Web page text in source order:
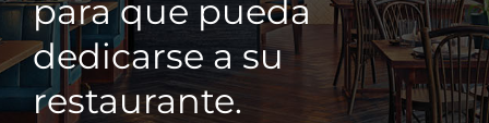
para que pueda
dedicarse a su
restaurante.